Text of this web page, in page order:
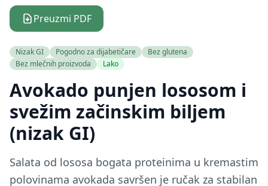
Preuzmi PDF
Nizak GI Pogodno za dijabetičare
Bez glutena
Bez mlečnih proizvoda
Lako
Avokado punjen lososom i
svežim začinskim biljem
(nizak GI)
Salata od lososa bogata proteinima u kremastim
polovinama avokada savršen je ručak za stabilan